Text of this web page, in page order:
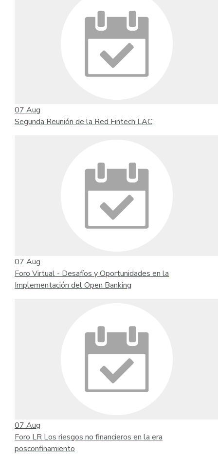
07 Aug
Segunda Reunión de la Red Fintech LAC
07 Aug
Foro Virtual - Desafíos y Oportunidades en la
Implementación del Open Banking
07 Aug
Foro LR Los riesgos no financieros en la era
posconfinamiento